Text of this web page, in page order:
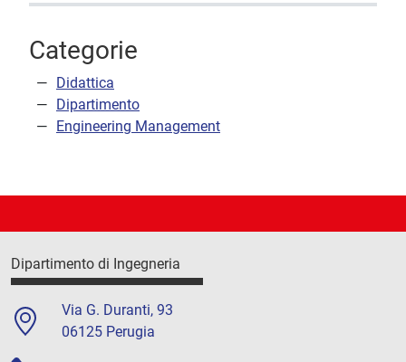
Categorie
Didattica
Dipartimento
Engineering Management
Dipartimento di Ingegneria
Via G. Duranti, 93
06125 Perugia